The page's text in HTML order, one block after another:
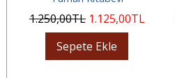
1.250,00TL 1.125,00TL
Sepete Ekle